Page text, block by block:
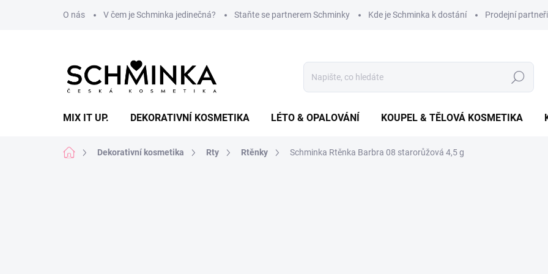
O nás V čem je Schminka jedinečná? Staňte se partnerem Schminky Kde je Schminka k dostání Prodejní partneři
Hledat
MIX IT UP. DEKORATIVNÍ KOSMETIKA LÉTO & OPALOVÁNÍ KOUPEL & TĚLOVÁ KOSMETIKA
Domů Dekorativní kosmetika Rty Rtěnky Schminka Rtěnka Barbra 08 starorůžová 4,5 g